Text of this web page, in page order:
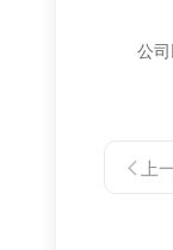
公司以
上